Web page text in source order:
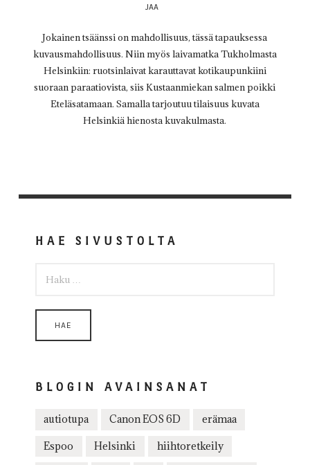
JAA
Jokainen tsäänssi on mahdollisuus, tässä tapauksessa
kuvausmahdollisuus. Niin myös laivamatka Tukholmasta
Helsinkiin: ruotsinlaivat karauttavat kotikaupunkiini
suoraan paraatiovista, siis Kustaanmiekan salmen poikki
Eteläsatamaan. Samalla tarjoutuu tilaisuus kuvata
Helsinkiä hienosta kuvakulmasta.
HAE SIVUSTOLTA
BLOGIN AVAINSANAT
autiotupa Canon EOS 6D erämaa
Espoo Helsinki hiihtoretkeily